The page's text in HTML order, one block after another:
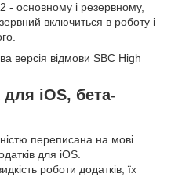
- основному і резервному,
включиться в роботу і
версія відмови SBC High
для iOS, бета-
переписана на мові
для iOS.
роботи додатків, їх